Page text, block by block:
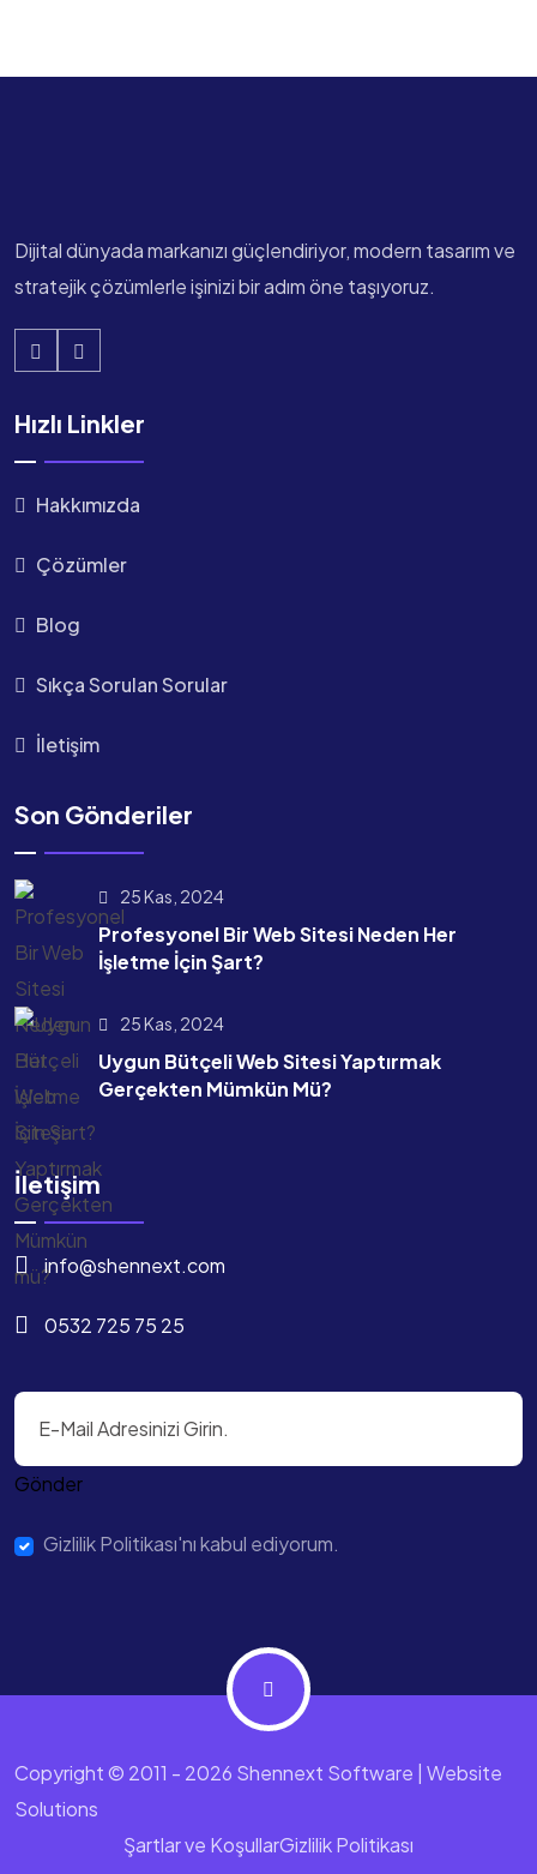
Dijital dünyada markanızı güçlendiriyor, modern tasarım ve
stratejik çözümlerle işinizi bir adım öne taşıyoruz.
Hızlı Linkler
Hakkımızda
Çözümler
Blog
Sıkça Sorulan Sorular
İletişim
Son Gönderiler
25 Kas, 2024
Profesyonel Bir Web Sitesi Neden Her
İşletme İçin Şart?
25 Kas, 2024
Uygun Bütçeli Web Sitesi Yaptırmak
Gerçekten Mümkün Mü?
İletişim
info@shennext.com
0532 725 75 25
Gönder
Gizlilik Politikası'nı kabul ediyorum.
Copyright © 2011 - 2026 Shennext Software | Website
Solutions
Şartlar ve KoşullarGizlilik Politikası